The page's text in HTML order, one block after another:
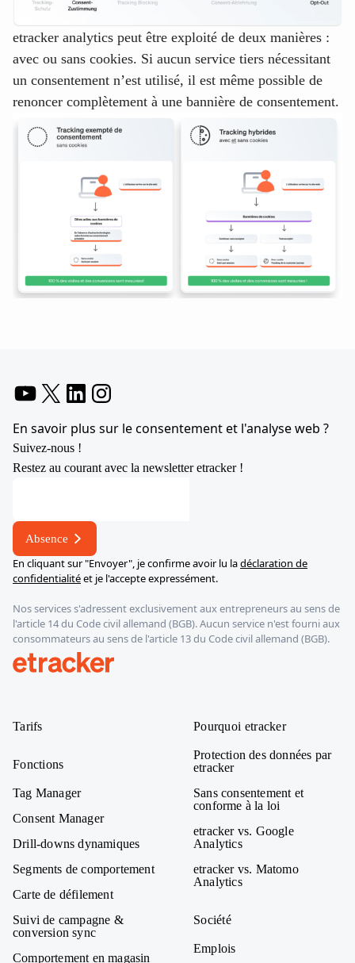
etracker analytics peut être exploité de deux manières :
avec ou sans cookies. Si aucun service tiers nécessitant
un consentement n’est utilisé, il est même possible de
renoncer complètement à une bannière de consentement.
En savoir plus sur le consentement et l'analyse web ?
Suivez-nous !
Restez au courant avec la newsletter etracker !
Absence
En cliquant sur "Envoyer", je confirme avoir lu ladéclaration de
confidentialitéet je l'accepte expressément.
Nos services s'adressent exclusivement aux entrepreneurs au sens de
l'article 14 du Code civil allemand (BGB). Aucun service n'est fourni aux
consommateurs au sens de l'article 13 du Code civil allemand (BGB).
Tarifs
Fonctions
Tag Manager
Consent Manager
Drill-downs dynamiques
Segments de comportement
Carte de défilement
Suivi de campagne &
conversion sync
Comportement en magasin
Pourquoi etracker
Protection des données par
etracker
Sans consentement et
conforme à la loi
etracker vs. Google
Analytics
etracker vs. Matomo
Analytics
Société
Emplois